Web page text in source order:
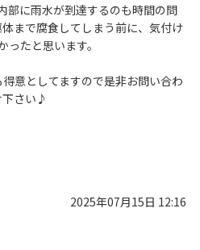
部に雨水が到達するのも時間の問
まで腐食してしまう前に、気付け
ったと思います。
意としてますので是非お問い合わ
下さい♪
2025年07月15日 12:16